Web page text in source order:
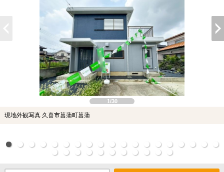
1/30
現地外観写真 久喜市菖蒲町菖蒲